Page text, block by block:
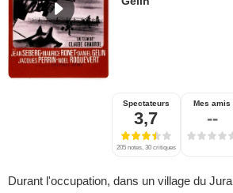
Spectateurs
3,7
205 notes, 30 critiques
Mes amis
--
Durant l'occupation, dans un village du